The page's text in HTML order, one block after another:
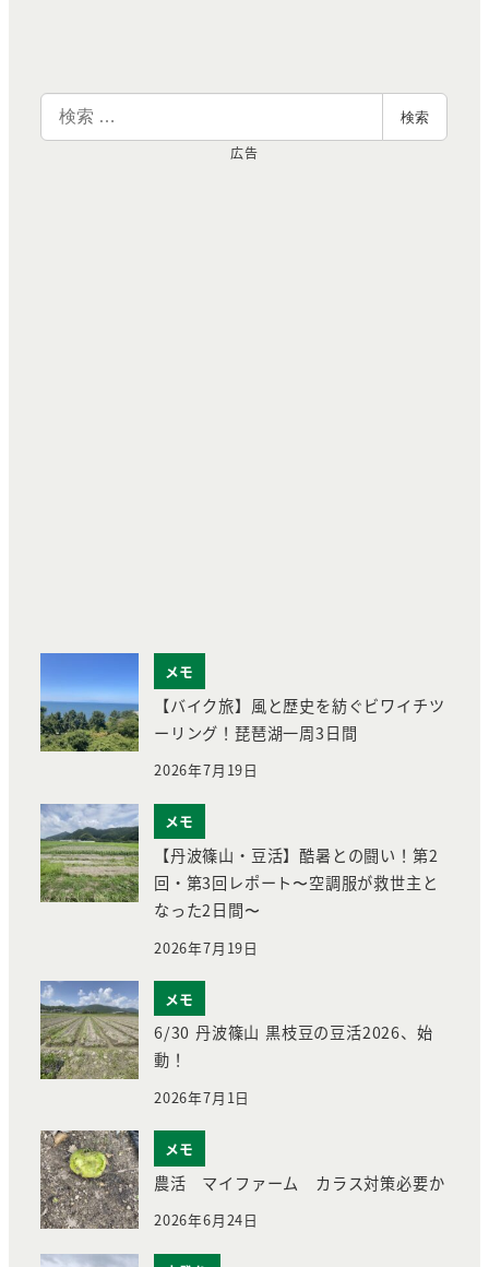
索
検索
広告
メモ
【バイク旅】風と歴史を紡ぐビワイチツ
ーリング！琵琶湖一周3日間
2026年7月19日
メモ
【丹波篠山・豆活】酷暑との闘い！第2
回・第3回レポート〜空調服が救世主と
なった2日間〜
2026年7月19日
メモ
6/30 丹波篠山 黒枝豆の豆活2026、始
動！
2026年7月1日
メモ
農活 マイファーム カラス対策必要か
2026年6月24日